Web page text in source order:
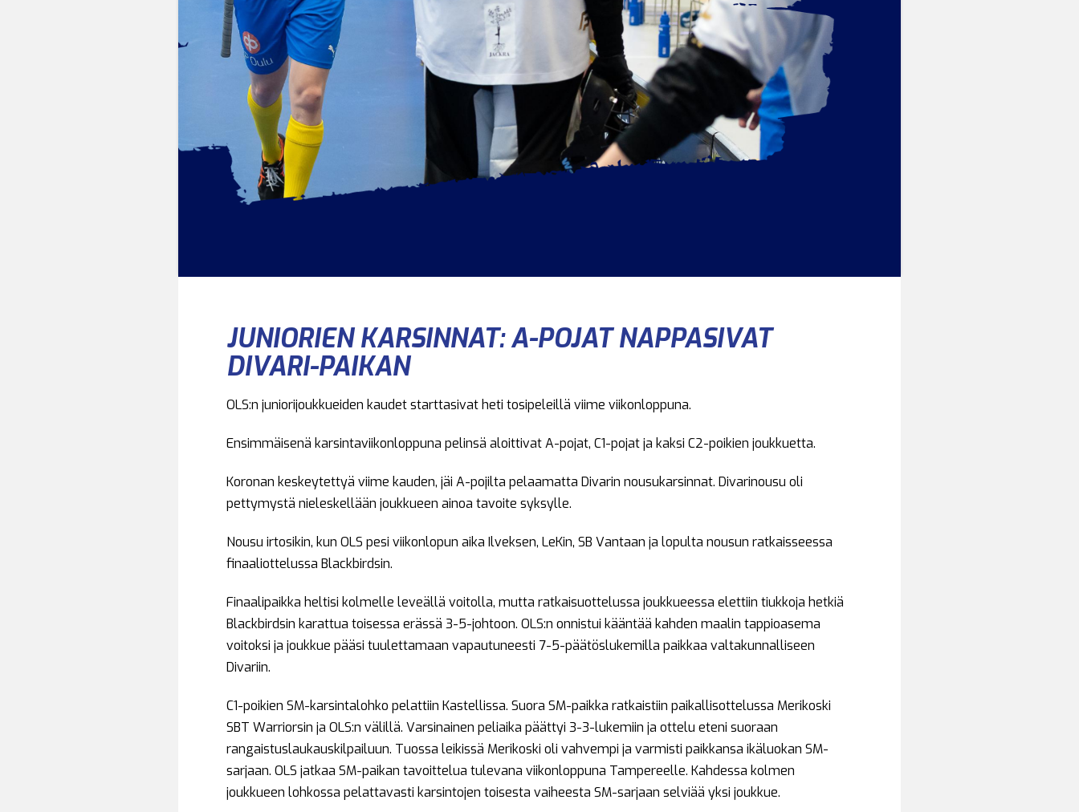
JUNIORIEN KARSINNAT: A-POJAT NAPPASIVAT
DIVARI-PAIKAN
OLS:n juniorijoukkueiden kaudet starttasivat heti tosipeleillä viime viikonloppuna.
Ensimmäisenä karsintaviikonloppuna pelinsä aloittivat A-pojat, C1-pojat ja kaksi C2-poikien joukkuetta.
Koronan keskeytettyä viime kauden, jäi A-pojilta pelaamatta Divarin nousukarsinnat. Divarinousu oli
pettymystä nieleskellään joukkueen ainoa tavoite syksylle.
Nousu irtosikin, kun OLS pesi viikonlopun aika Ilveksen, LeKin, SB Vantaan ja lopulta nousun ratkaisseessa
finaaliottelussa Blackbirdsin.
Finaalipaikka heltisi kolmelle leveällä voitolla, mutta ratkaisuottelussa joukkueessa elettiin tiukkoja hetkiä
Blackbirdsin karattua toisessa erässä 3-5-johtoon. OLS:n onnistui kääntää kahden maalin tappioasema
voitoksi ja joukkue pääsi tuulettamaan vapautuneesti 7-5-päätöslukemilla paikkaa valtakunnalliseen
Divariin.
C1-poikien SM-karsintalohko pelattiin Kastellissa. Suora SM-paikka ratkaistiin paikallisottelussa Merikoski
SBT Warriorsin ja OLS:n välillä. Varsinainen peliaika päättyi 3-3-lukemiin ja ottelu eteni suoraan
rangaistuslaukauskilpailuun. Tuossa leikissä Merikoski oli vahvempi ja varmisti paikkansa ikäluokan SM-
sarjaan. OLS jatkaa SM-paikan tavoittelua tulevana viikonloppuna Tampereelle. Kahdessa kolmen
joukkueen lohkossa pelattavasti karsintojen toisesta vaiheesta SM-sarjaan selviää yksi joukkue.